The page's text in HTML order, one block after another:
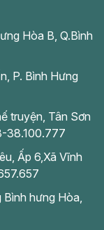
Hòa B, Q.Bình
P. Bình Hưng
truyện, Tân Sơn
38.100.777
Ấp 6,Xã Vĩnh
Bình hưng Hòa,